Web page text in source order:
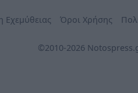
Εχεμύθειας Όροι Χρήσης
©2010-2026